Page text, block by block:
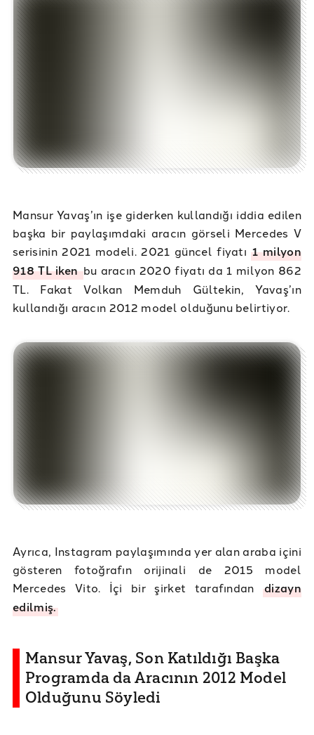
Mansur Yavaş’ın işe giderken kullandığı iddia edilen
başka bir paylaşımdaki aracın görseli Mercedes V
serisinin 2021 modeli. 2021 güncel fiyatı1 milyon
918 TL ikenbu aracın 2020 fiyatı da 1 milyon 862
TL. Fakat Volkan Memduh Gültekin, Yavaş’ın
kullandığı aracın 2012 model olduğunu belirtiyor.
Ayrıca, Instagram paylaşımında yer alan araba içini
gösteren fotoğrafın orijinali de 2015 model
Mercedes Vito. İçi bir şirket tarafındandizayn
edilmiş.
Mansur Yavaş, Son Katıldığı Başka
Programda da Aracının 2012 Model
Olduğunu Söyledi